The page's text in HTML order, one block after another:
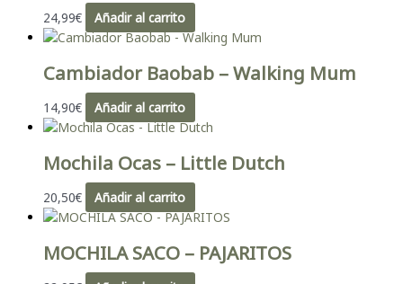
24,99€ Añadir al carrito
Cambiador Baobab – Walking Mum
14,90€ Añadir al carrito
Mochila Ocas – Little Dutch
20,50€ Añadir al carrito
MOCHILA SACO – PAJARITOS